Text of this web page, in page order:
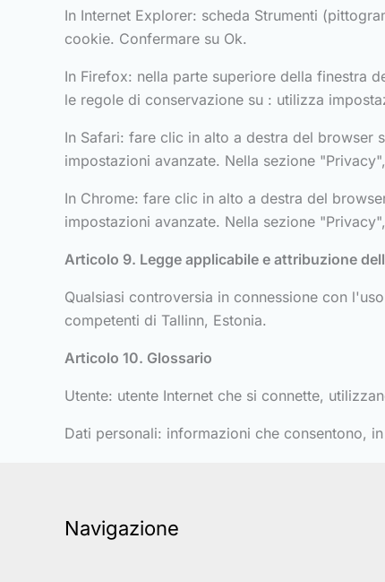
In Internet Explorer: scheda Strumenti
cookie. Confermare su Ok.
In Firefox: nella parte superiore della finestra
le regole di conservazione su : utilizza
In Safari: fare clic in alto a destra del browser
impostazioni avanzate. Nella sezione
In Chrome: fare clic in alto a destra del
impostazioni avanzate. Nella sezione
Articolo 9. Legge applicabile e attribuzione
Qualsiasi controversia in connessione con
competenti di Tallinn, Estonia.
Articolo 10. Glossario
Utente: utente Internet che si connette,
Dati personali: informazioni che consentono,
Navigazione